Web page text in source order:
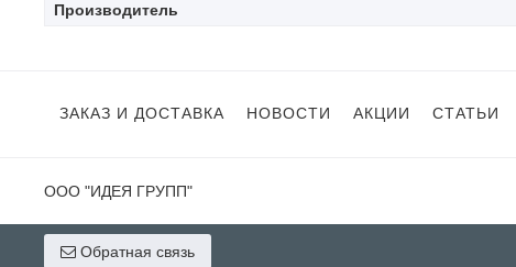
Производитель
ЗАКАЗ И ДОСТАВКА НОВОСТИ АКЦИИ СТАТЬИ
ООО "ИДЕЯ ГРУПП"
Обратная связь